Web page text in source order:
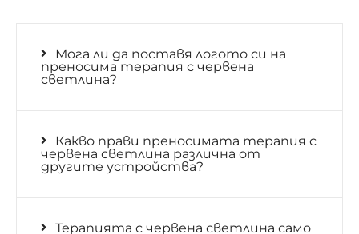
Мога ли да поставя логото си на
преносима терапия с червена
светлина?
Какво прави преносимата терапия с
червена светлина различна от
другите устройства?
Терапията с червена светлина само